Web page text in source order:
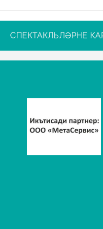
СПЕКТАКЛЬЛӘРНЕ